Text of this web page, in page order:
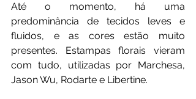
Até o momento, há uma
predominância de tecidos leves e
fluidos, e as cores estão muito
presentes. Estampas florais vieram
com tudo, utilizadas por Marchesa,
Jason Wu, Rodarte e Libertine.